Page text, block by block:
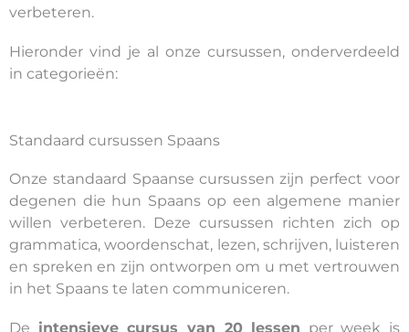
verbeteren.
Hieronder vind je al onze cursussen, onderverdeeld
in categorieën:
Standaard cursussen Spaans
Onze standaard Spaanse cursussen zijn perfect voor
degenen die hun Spaans op een algemene manier
willen verbeteren. Deze cursussen richten zich op
grammatica, woordenschat, lezen, schrijven, luisteren
en spreken en zijn ontworpen om u met vertrouwen
in het Spaans te laten communiceren.
De intensieve cursus van 20 lessen per week is